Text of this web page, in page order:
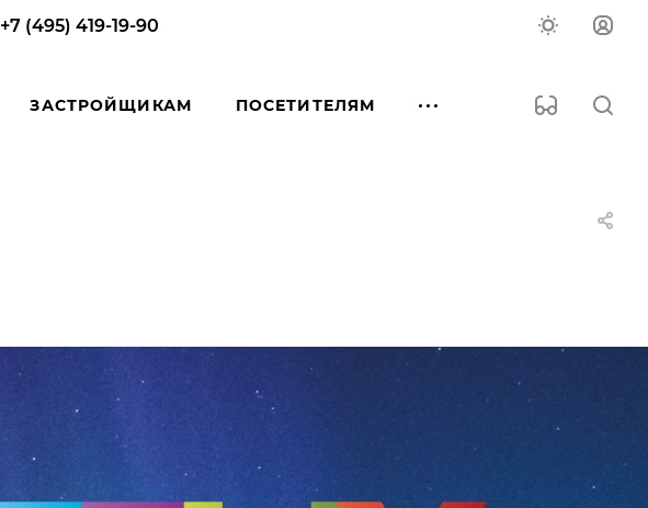
+7 (495) 419-19-90
ЗАСТРОЙЩИКАМ ПОСЕТИТЕЛЯМ